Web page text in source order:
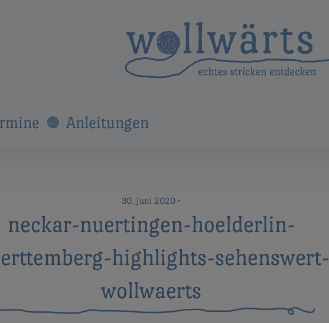
Anleitungen
30. Juni 2020 •
neckar-nuertingen-hoelderlin-
highlights-sehenswert-
wollwaerts